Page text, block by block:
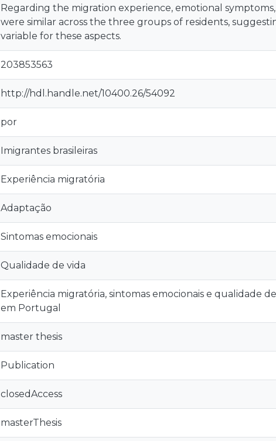
Regarding the migration experience, emotional
were similar across the three groups of residents,
variable for these aspects.
203853563
http://hdl.handle.net/10400.26/54092
por
Imigrantes brasileiras
Experiência migratória
Adaptação
Sintomas emocionais
Qualidade de vida
Experiência migratória, sintomas emocionais e qualidade
em Portugal
master thesis
Publication
closedAccess
masterThesis